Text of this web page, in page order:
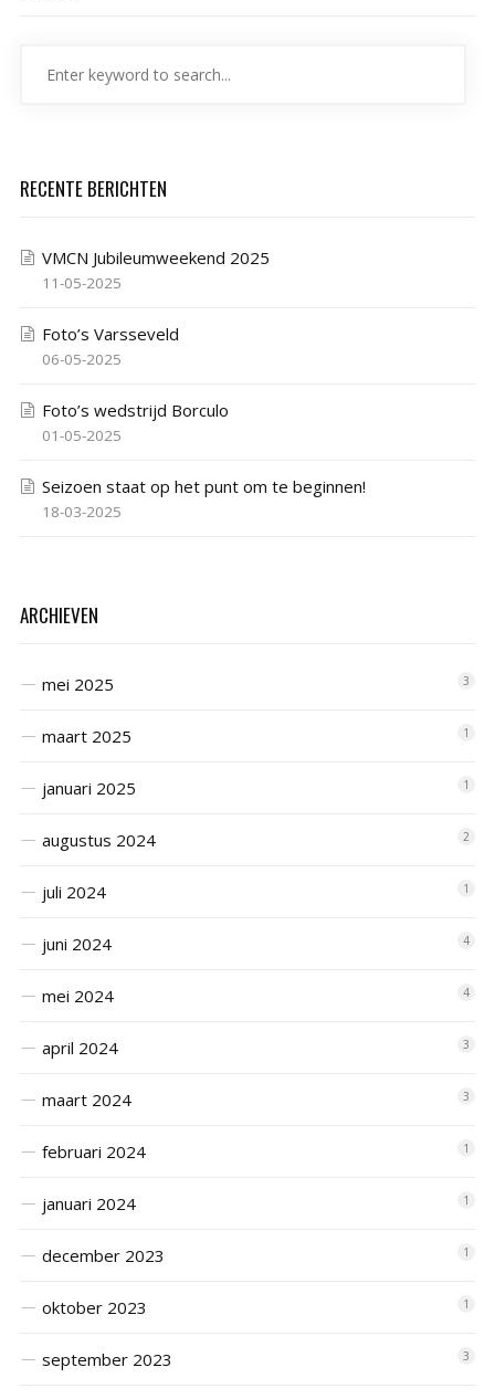
RECENTE BERICHTEN
VMCN Jubileumweekend 2025
11-05-2025
Foto’s Varsseveld
06-05-2025
Foto’s wedstrijd Borculo
01-05-2025
Seizoen staat op het punt om te beginnen!
18-03-2025
ARCHIEVEN
mei 2025 3
maart 2025 1
januari 2025 1
augustus 2024 2
juli 2024 1
juni 2024 4
mei 2024 4
april 2024 3
maart 2024 3
februari 2024 1
januari 2024 1
december 2023 1
oktober 2023 1
september 2023 3